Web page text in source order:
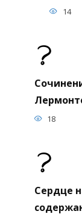
14
18
Сердце